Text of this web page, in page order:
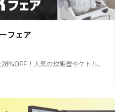
フェア
！人気の炊飯器やケトル、